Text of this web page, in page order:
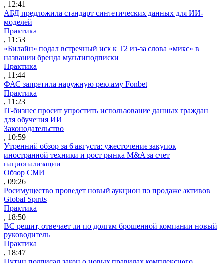
, 12:41
АБД предложила стандарт синтетических данных для ИИ-
моделей
Практика
, 11:53
«Билайн» подал встречный иск к Т2 из-за слова «микс» в
названии бренда мультиподписки
Практика
, 11:44
ФАС запретила наружную рекламу Fonbet
Практика
, 11:23
IT-бизнес просит упростить использование данных граждан
для обучения ИИ
Законодательство
, 10:59
Утренний обзор за 6 августа: ужесточение закупок
иностранной техники и рост рынка M&A за счет
национализации
Обзор СМИ
, 09:26
Росимущество проведет новый аукцион по продаже активов
Global Spirits
Практика
, 18:50
ВС решит, отвечает ли по долгам брошенной компании новый
руководитель
Практика
, 18:47
Путин подписал закон о новых правилах комплексного